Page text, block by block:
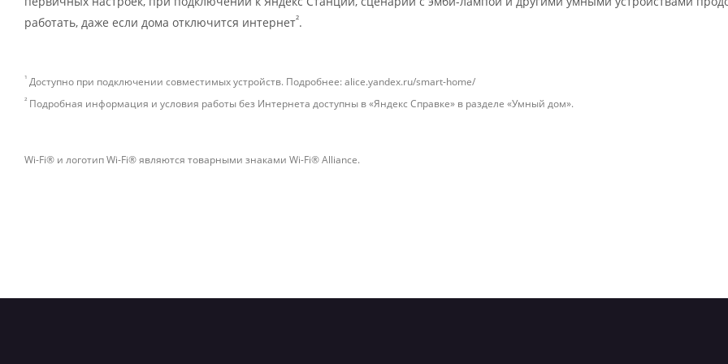
работать, даже если дома отключится интернет².
¹ Доступно при подключении совместимых устройств. Подробнее: alice.yandex.ru/smart-home/
² Подробная информация и условия работы без Интернета доступны в «Яндекс Справке» в разделе «Умный дом».
Wi-Fi® и логотип Wi-Fi® являются товарными знаками Wi-Fi® Alliance.